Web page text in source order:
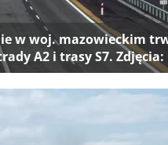
w woj. mazowieckim
A2 i trasy S7. Zdjęcia: